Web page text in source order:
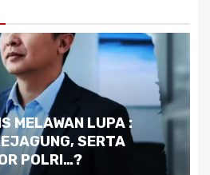
Tengah Krisis:
Daya Alam dan
Tak Kreatif